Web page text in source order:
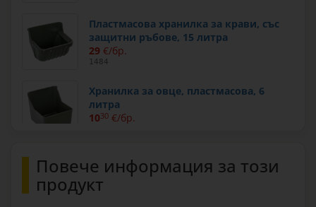
Пластмасова хранилка за крави, със
защитни ръбове, 15 литра
29 €/бр.
1484
Хранилка за овце, пластмасова, 6
литра
1030 €/бр.
Повече информация за този
продукт